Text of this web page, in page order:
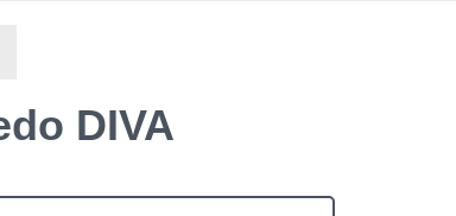
DIVA